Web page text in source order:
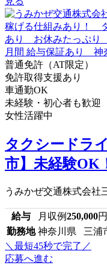
普通免許（AT限定）
免許取得支援あり
車通勤OK
未経験・初心者も歓迎
女性活躍中
タクシードラ
市】未経験OK
うみかぜ交通株式会社
給与 月収例250,000円
勤務地 神奈川県 三浦
＼最短45秒で完了／
応募へ進む